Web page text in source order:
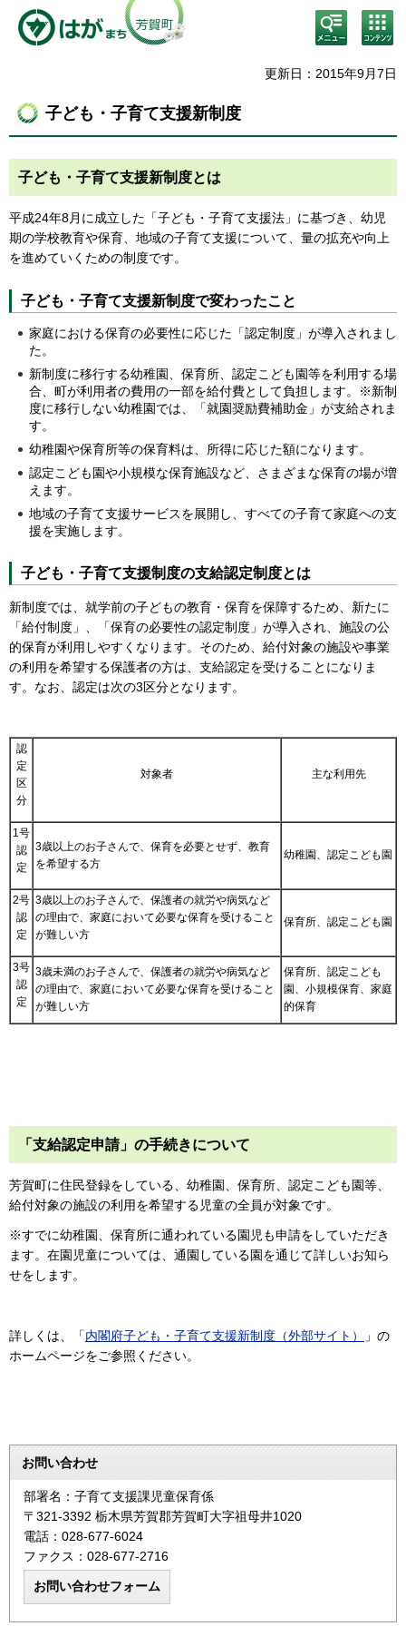
検
索・
メニ
コン
テン
ニュ
更新日：2015年9月7日
子ども・子育て支援新制度
子ども・子育て支援新制度とは
平成24年8月に成立した「子ども・子育て支援法」に基づき、幼児
期の学校教育や保育、地域の子育て支援について、量の拡充や向上
を進めていくための制度です。
子ども・子育て支援新制度で変わったこと
家庭における保育の必要性に応じた「認定制度」が導入されまし
た。
新制度に移行する幼稚園、保育所、認定こども園等を利用する場
合、町が利用者の費用の一部を給付費として負担します。※新制
度に移行しない幼稚園では、「就園奨励費補助金」が支給されま
す。
幼稚園や保育所等の保育料は、所得に応じた額になります。
認定こども園や小規模な保育施設など、さまざまな保育の場が増
えます。
地域の子育て支援サービスを展開し、すべての子育て家庭への支
援を実施します。
子ども・子育て支援制度の支給認定制度とは
新制度では、就学前の子どもの教育・保育を保障するため、新たに
「給付制度」、「保育の必要性の認定制度」が導入され、施設の公
的保育が利用しやすくなります。そのため、給付対象の施設や事業
の利用を希望する保護者の方は、支給認定を受けることになりま
す。なお、認定は次の3区分となります。
認
定
区
分
対象者 主な利用先
1号
認
定
3歳以上のお子さんで、保育を必要とせず、教育
を希望する方
幼稚園、認定こども園
2号
認
定
3歳以上のお子さんで、保護者の就労や病気など
の理由で、家庭において必要な保育を受けること
が難しい方
保育所、認定こども園
3号
認
定
3歳未満のお子さんで、保護者の就労や病気など
の理由で、家庭において必要な保育を受けること
が難しい方
保育所、認定こども
園、小規模保育、家庭
的保育
「支給認定申請」の手続きについて
芳賀町に住民登録をしている、幼稚園、保育所、認定こども園等、
給付対象の施設の利用を希望する児童の全員が対象です。
※すでに幼稚園、保育所に通われている園児も申請をしていただき
ます。在園児童については、通園している園を通じて詳しいお知ら
せをします。
詳しくは、「内閣府子ども・子育て支援新制度（外部サイト）
」の
ホームページをご参照ください。
お問い合わせ
部署名：子育て支援課児童保育係
〒321-3392 栃木県芳賀郡芳賀町大字祖母井1020
電話：028-677-6024
ファクス：028-677-2716